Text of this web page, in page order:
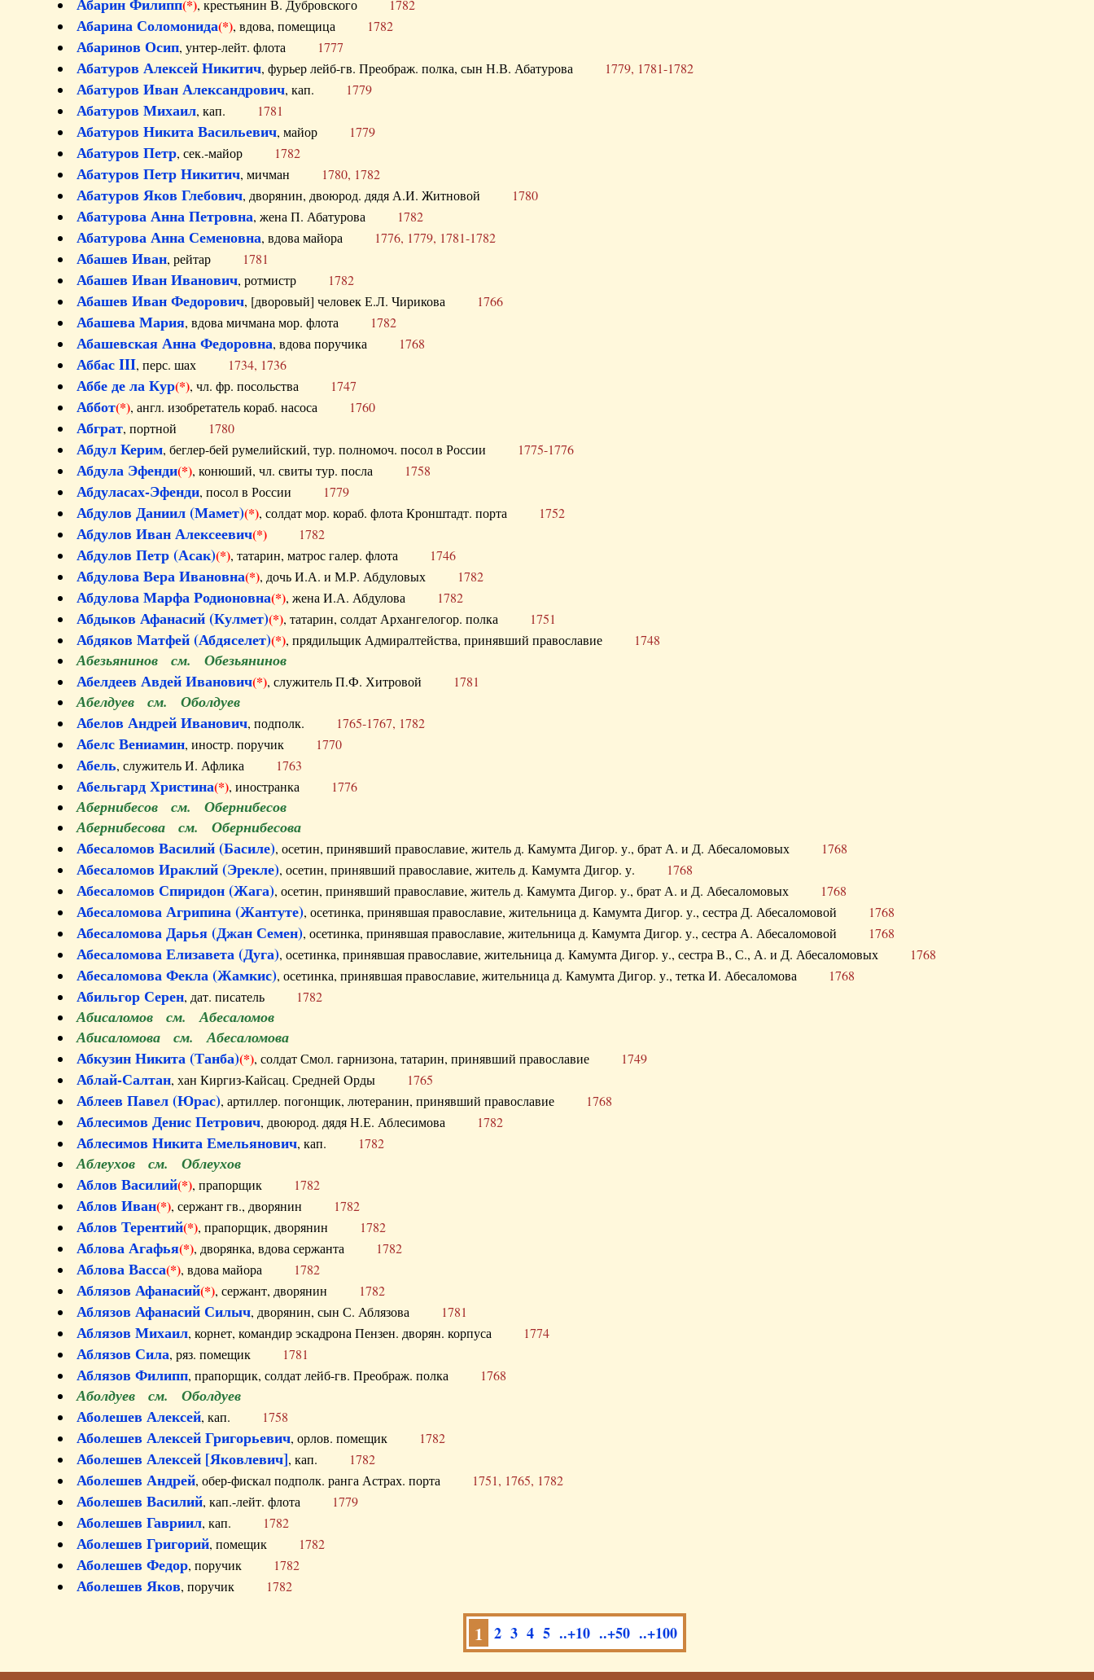
(*), крестьянин В. Дубровского 1782
Абарина Соломонида(*), вдова, помещица 1782
Абаринов Осип, унтер-лейт. флота 1777
Абатуров Алексей Никитич, фурьер лейб-гв. Преображ. полка, сын Н.В. Абатурова 1779, 1781-1782
Абатуров Иван Александрович, кап. 1779
Абатуров Михаил, кап. 1781
Абатуров Никита Васильевич, майор 1779
Абатуров Петр, сек.-майор 1782
Абатуров Петр Никитич, мичман 1780, 1782
Абатуров Яков Глебович, дворянин, двоюрод. дядя А.И. Житновой 1780
Абатурова Анна Петровна, жена П. Абатурова 1782
Абатурова Анна Семеновна, вдова майора 1776, 1779, 1781-1782
Абашев Иван, рейтар 1781
Абашев Иван Иванович, ротмистр 1782
Абашев Иван Федорович, [дворовый] человек Е.Л. Чирикова 1766
Абашева Мария, вдова мичмана мор. флота 1782
Абашевская Анна Федоровна, вдова поручика 1768
Аббас III, перс. шах 1734, 1736
Аббе де ла Кур(*), чл. фр. посольства 1747
Аббот(*), англ. изобретатель кораб. насоса 1760
Абграт, портной 1780
Абдул Керим, беглер-бей румелийский, тур. полномоч. посол в России 1775-1776
Абдула Эфенди(*), конюший, чл. свиты тур. посла 1758
Абдуласах-Эфенди, посол в России 1779
Абдулов Даниил (Мамет)(*), солдат мор. кораб. флота Кронштадт. порта 1752
Абдулов Иван Алексеевич(*) 1782
Абдулов Петр (Асак)(*), татарин, матрос галер. флота 1746
Абдулова Вера Ивановна(*), дочь И.А. и М.Р. Абдуловых 1782
Абдулова Марфа Родионовна(*), жена И.А. Абдулова 1782
Абдыков Афанасий (Кулмет)(*), татарин, солдат Архангелогор. полка 1751
Абдяков Матфей (Абдяселет)(*), прядильщик Адмиралтейства, принявший православие 1748
Абезьянинов см. Обезьянинов
Абелдеев Авдей Иванович(*), служитель П.Ф. Хитровой 1781
Абелдуев см. Оболдуев
Абелов Андрей Иванович, подполк. 1765-1767, 1782
Абелс Вениамин, иностр. поручик 1770
Абель, служитель И. Афлика 1763
Абельгард Христина(*), иностранка 1776
Абернибесов см. Обернибесов
Абернибесова см. Обернибесова
Абесаломов Василий (Басиле), осетин, принявший православие, житель д. Камумта Дигор. у., брат А. и Д. Абесаломовых 1768
Абесаломов Ираклий (Эрекле), осетин, принявший православие, житель д. Камумта Дигор. у. 1768
Абесаломов Спиридон (Жага), осетин, принявший православие, житель д. Камумта Дигор. у., брат А. и Д. Абесаломовых 1768
Абесаломова Агрипина (Жантуте), осетинка, принявшая православие, жительница д. Камумта Дигор. у., сестра Д. Абесаломовой 1768
Абесаломова Дарья (Джан Семен), осетинка, принявшая православие, жительница д. Камумта Дигор. у., сестра А. Абесаломовой 1768
Абесаломова Елизавета (Дуга), осетинка, принявшая православие, жительница д. Камумта Дигор. у., сестра В., С., А. и Д. Абесаломовых 1768
Абесаломова Фекла (Жамкис), осетинка, принявшая православие, жительница д. Камумта Дигор. у., тетка И. Абесаломова 1768
Абильгор Серен, дат. писатель 1782
Абисаломов см. Абесаломов
Абисаломова см. Абесаломова
Абкузин Никита (Танба)(*), солдат Смол. гарнизона, татарин, принявший православие 1749
Аблай-Салтан, хан Киргиз-Кайсац. Средней Орды 1765
Аблеев Павел (Юрас), артиллер. погонщик, лютеранин, принявший православие 1768
Аблесимов Денис Петрович, двоюрод. дядя Н.Е. Аблесимова 1782
Аблесимов Никита Емельянович, кап. 1782
Аблеухов см. Облеухов
Аблов Василий(*), прапорщик 1782
Аблов Иван(*), сержант гв., дворянин 1782
Аблов Терентий(*), прапорщик, дворянин 1782
Аблова Агафья(*), дворянка, вдова сержанта 1782
Аблова Васса(*), вдова майора 1782
Аблязов Афанасий(*), сержант, дворянин 1782
Аблязов Афанасий Силыч, дворянин, сын С. Аблязова 1781
Аблязов Михаил, корнет, командир эскадрона Пензен. дворян. корпуса 1774
Аблязов Сила, ряз. помещик 1781
Аблязов Филипп, прапорщик, солдат лейб-гв. Преображ. полка 1768
Аболдуев см. Оболдуев
Аболешев Алексей, кап. 1758
Аболешев Алексей Григорьевич, орлов. помещик 1782
Аболешев Алексей [Яковлевич], кап. 1782
Аболешев Андрей, обер-фискал подполк. ранга Астрах. порта 1751, 1765, 1782
Аболешев Василий, кап.-лейт. флота 1779
Аболешев Гавриил, кап. 1782
Аболешев Григорий, помещик 1782
Аболешев Федор, поручик 1782
Аболешев Яков, поручик 1782
1 2 3 4 5 ..+10 ..+50 ..+100